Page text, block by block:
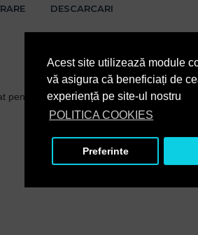
Acest site utilizează module
vă asigura că beneficiați de
experiență pe site-ul nostru
POLITICA COOKIES
Preferinte
DESCARCARI
pentru curățarea mecanică a podelei în